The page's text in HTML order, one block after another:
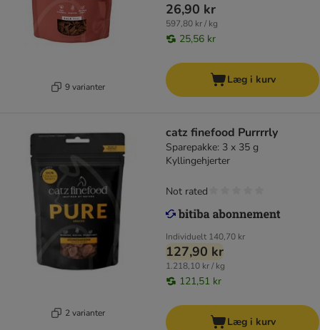
9 varianter
26,90 kr
597,80 kr / kg
25,56 kr
Læg i kurv
2 varianter
catz finefood Purrrrly
Sparepakke: 3 x 35 g
Kyllingehjerter
Individuelt 140,70 kr
127,90 kr
1.218,10 kr / kg
121,51 kr
Not rated
Læg i kurv